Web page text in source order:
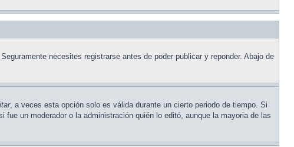
necesites registrarse antes de poder publicar y reponder. Abajo de
, a veces esta opción solo es válida durante un cierto periodo de tiempo. Si
un moderador o la administración quién lo editó, aunque la mayoria de las